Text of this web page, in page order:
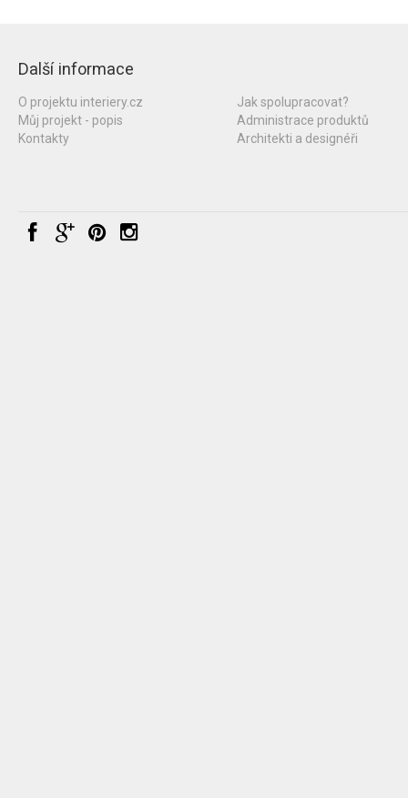
Další informace
O projektu interiery.cz
Můj projekt - popis
Kontakty
Jak spolupracovat?
Administrace produktů
Architekti a designéři